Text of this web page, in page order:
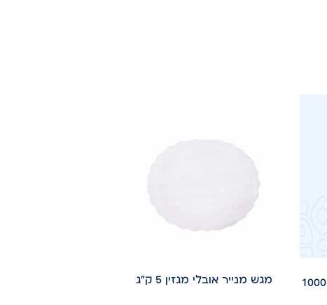
דפי פרגפלסט HD 25/35 א-1000
מגש מנייר אובלי מגזין 5 ק"ג